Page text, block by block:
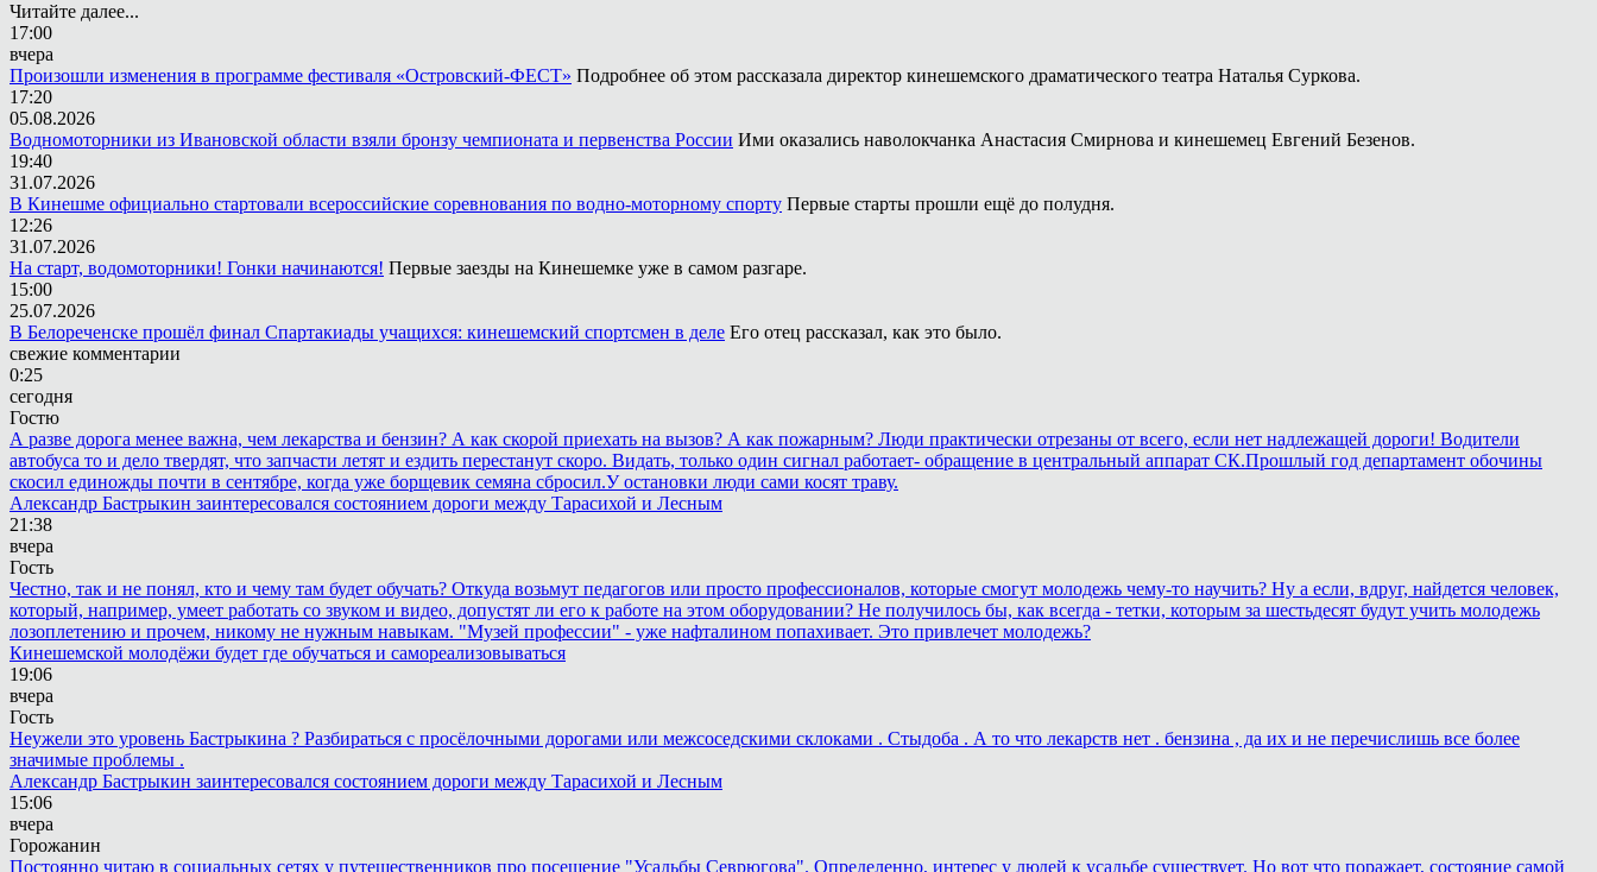
Читайте далее...
17:00
вчера
Произошли изменения в программе фестиваля «Островский-ФЕСТ» Подробнее об этом рассказала директор кинешемского драматического театра Наталья Суркова.
17:20
05.08.2026
Водномоторники из Ивановской области взяли бронзу чемпионата и первенства России Ими оказались наволокчанка Анастасия Смирнова и кинешемец Евгений Безенов.
19:40
31.07.2026
В Кинешме официально стартовали всероссийские соревнования по водно-моторному спорту Первые старты прошли ещё до полудня.
12:26
31.07.2026
На старт, водомоторники! Гонки начинаются! Первые заезды на Кинешемке уже в самом разгаре.
15:00
25.07.2026
В Белореченске прошёл финал Спартакиады учащихся: кинешемский спортсмен в деле Его отец рассказал, как это было.
свежие комментарии
0:25
сегодня
Гостю
А разве дорога менее важна, чем лекарства и бензин? А как скорой приехать на вызов? А как пожарным? Люди практически отрезаны от всего, если нет надлежащей дороги! Водители
автобуса то и дело твердят, что запчасти летят и ездить перестанут скоро. Видать, только один сигнал работает- обращение в центральный аппарат СК.Прошлый год департамент обочины
скосил единожды почти в сентябре, когда уже борщевик семяна сбросил.У остановки люди сами косят траву.
Александр Бастрыкин заинтересовался состоянием дороги между Тарасихой и Лесным
21:38
вчера
Гость
Честно, так и не понял, кто и чему там будет обучать? Откуда возьмут педагогов или просто профессионалов, которые смогут молодежь чему-то научить? Ну а если, вдруг, найдется человек,
который, например, умеет работать со звуком и видео, допустят ли его к работе на этом оборудовании? Не получилось бы, как всегда - тетки, которым за шестьдесят будут учить молодежь
лозоплетению и прочем, никому не нужным навыкам. "Музей профессии" - уже нафталином попахивает. Это привлечет молодежь?
Кинешемской молодёжи будет где обучаться и самореализовываться
19:06
вчера
Гость
Неужели это уровень Бастрыкина ? Разбираться с просёлочными дорогами или межсоседскими склоками . Стыдоба . А то что лекарств нет . бензина , да их и не перечислишь все более
значимые проблемы .
Александр Бастрыкин заинтересовался состоянием дороги между Тарасихой и Лесным
15:06
вчера
Горожанин
Постоянно читаю в социальных сетях у путешественников про посещение "Усадьбы Севрюгова". Определенно, интерес у людей к усадьбе существует. Но вот что поражает, состояние самой